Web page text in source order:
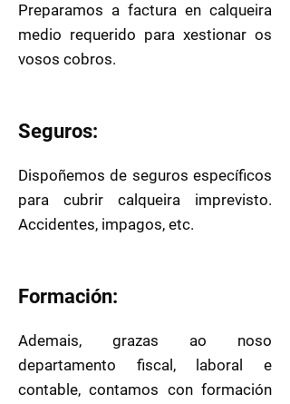
Preparamos a factura en calqueira
medio requerido para xestionar os
vosos cobros.
Seguros:
Dispoñemos de seguros específicos
para cubrir calqueira imprevisto.
Accidentes, impagos, etc.
Formación:
Ademais, grazas ao noso
departamento fiscal, laboral e
contable, contamos con formación